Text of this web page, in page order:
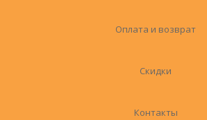
Оплата и возврат
Скидки
Контакты